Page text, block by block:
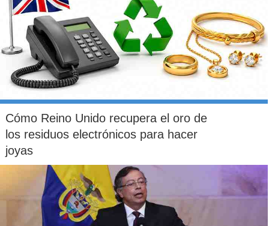
Cómo Reino Unido recupera el oro de
los residuos electrónicos para hacer
joyas